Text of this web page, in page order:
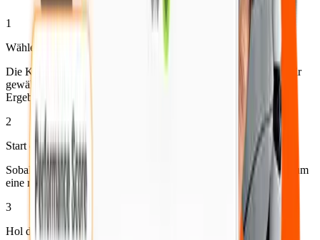
1
Wählen Sie eine Rolle oder Job-Details
Die KI wird potenzielle Interviewfragen basierend auf der von dir
gewählten Rolle generieren. Wähle deine Zielrolle für die besten
Ergebnisse.
2
Start dein Mock-Interview
Sobald deine Fragen generiert sind, starte dein Mock-Interview, um
eine realistische video-basierte Sitzung zu erleben.
3
Hol dir KI-unterstütztes Feedback